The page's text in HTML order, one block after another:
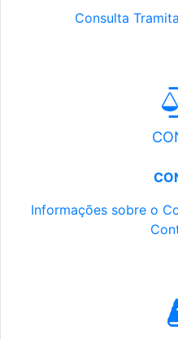
Consulta
Informações sobre o